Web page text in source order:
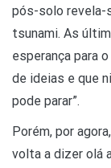
pós-solo revela-
tsunami. As
esperança para
de ideias e que
pode parar”.
Porém, por
volta a dizer olá